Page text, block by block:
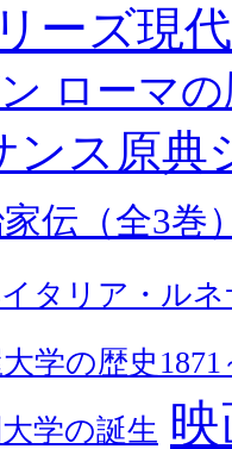
ーズ現
ローマ
ンス原典
伝（全3巻
タリア・ル
学の歴史1871
学の誕生